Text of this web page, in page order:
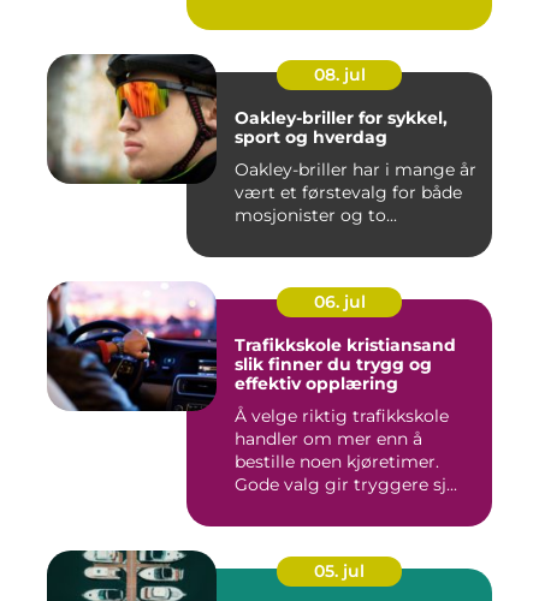
08. jul
Oakley-briller for sykkel,
sport og hverdag
Oakley-briller har i mange år
vært et førstevalg for både
mosjonister og to...
06. jul
Trafikkskole kristiansand
slik finner du trygg og
effektiv opplæring
Å velge riktig trafikkskole
handler om mer enn å
bestille noen kjøretimer.
Gode valg gir tryggere sj...
05. jul